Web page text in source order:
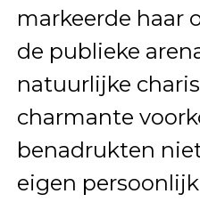
markeerde haar
de publieke
natuurlijke
charmante
benadrukten
eigen